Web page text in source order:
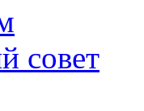
совет